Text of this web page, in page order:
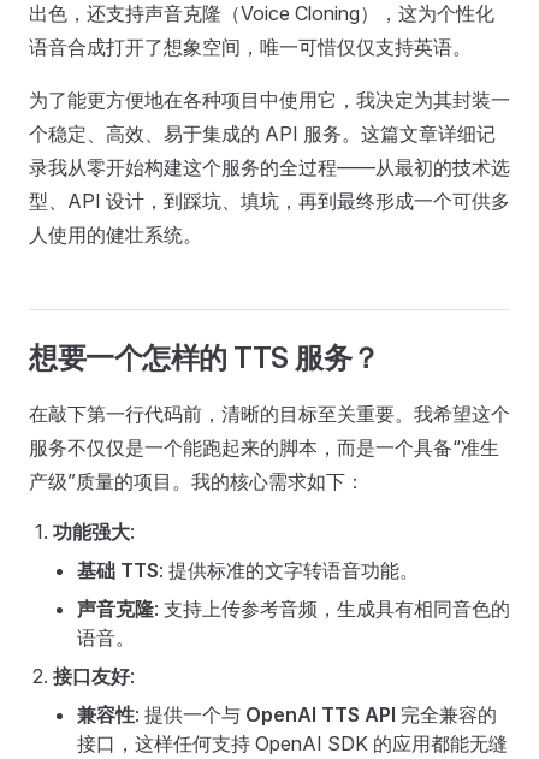
出色，还支持声音克隆（Voice Cloning），这为个性化
语音合成打开了想象空间，唯一可惜仅仅支持英语。
为了能更方便地在各种项目中使用它，我决定为其封装一
个稳定、高效、易于集成的 API 服务。这篇文章详细记
录我从零开始构建这个服务的全过程——从最初的技术选
型、API 设计，到踩坑、填坑，再到最终形成一个可供多
人使用的健壮系统。
想要一个怎样的 TTS 服务？
在敲下第一行代码前，清晰的目标至关重要。我希望这个
服务不仅仅是一个能跑起来的脚本，而是一个具备“准生
产级”质量的项目。我的核心需求如下：
功能强大:
基础 TTS: 提供标准的文字转语音功能。
声音克隆: 支持上传参考音频，生成具有相同音色的
语音。
接口友好:
兼容性: 提供一个与 OpenAI TTS API 完全兼容的
接口，这样任何支持 OpenAI SDK 的应用都能无缝